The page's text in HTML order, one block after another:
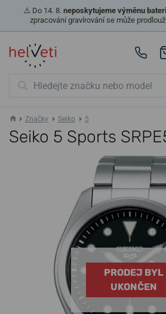
⚠️ Do 14. 8. neposkytujeme výměnu
zpracování gravírování se může
Značky Seiko 5
Seiko 5 Sports
PRODEJ BYL
UKONČEN